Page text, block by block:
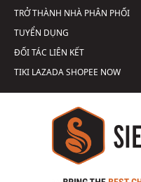
TRỞ THÀNH NHÀ PHÂN PHỐI
TUYỂN DỤNG
ĐỐI TÁC LIÊN KẾT
TIKI LAZADASHOPEE NOW